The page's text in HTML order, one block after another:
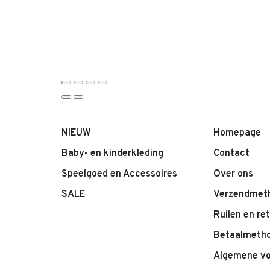
NIEUW
Baby- en kinderkleding
Speelgoed en Accessoires
SALE
Homepage
Contact
Over ons
Ruilen en
Algemene